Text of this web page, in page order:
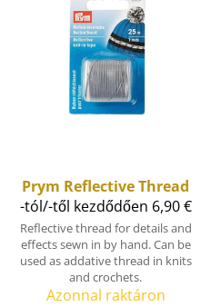
Prym Reflective Thread
-tól/-től kezdődően 6,90 €
Reflective thread for details and
effects sewn in by hand. Can be
used as addative thread in knits
and crochets.
Azonnal raktáron
anyagok‪» Fabrics‪»